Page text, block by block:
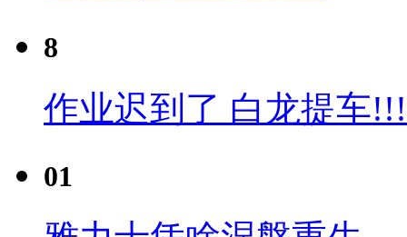
8
作业迟到了 白龙提车
01